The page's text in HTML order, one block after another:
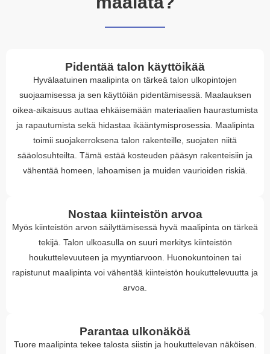
Pidentää talon käyttöikää
Hyvälaatuinen maalipinta on tärkeä talon ulkopintojen
suojaamisessa ja sen käyttöiän pidentämisessä. Maalauksen
oikea-aikaisuus auttaa ehkäisemään materiaalien haurastumista
ja rapautumista sekä hidastaa ikääntymisprosessia. Maalipinta
toimii suojakerroksena talon rakenteille, suojaten niitä
sääolosuhteilta. Tämä estää kosteuden pääsyn rakenteisiin ja
vähentää homeen, lahoamisen ja muiden vaurioiden riskiä.
Nostaa kiinteistön arvoa
Myös kiinteistön arvon säilyttämisessä hyvä maalipinta on tärkeä
tekijä. Talon ulkoasulla on suuri merkitys kiinteistön
houkuttelevuuteen ja myyntiarvoon. Huonokuntoinen tai
rapistunut maalipinta voi vähentää kiinteistön houkuttelevuutta ja
arvoa.
Parantaa ulkonäköä
Tuore maalipinta tekee talosta siistin ja houkuttelevan näköisen.